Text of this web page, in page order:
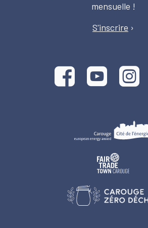
mensuelle !
S'inscrire ›